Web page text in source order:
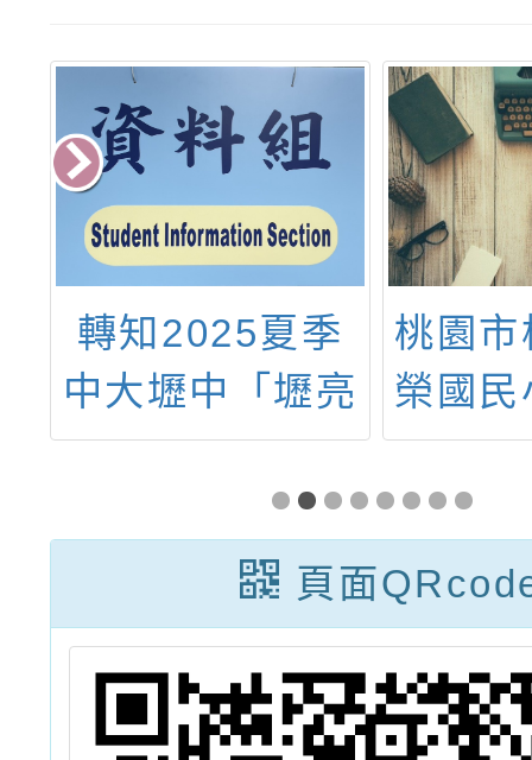
轉知2025夏季
中大壢中「壢亮
永續營」活動
桃園
榮國
「桃
度加
自我
防治
習」
家長
頁面